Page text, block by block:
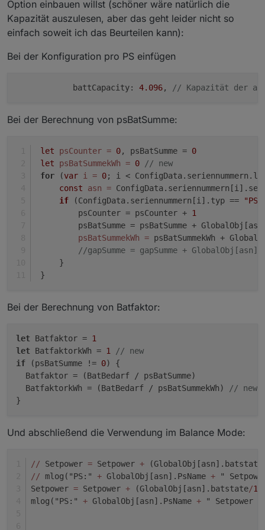
Option einbauen willst (schöner wäre natürlich die
Kapazität auszulesen, aber das geht leider nicht so
einfach soweit ich das Beurteilen kann):
Bei der Konfiguration pro PS einfügen
            battCapacity:
4.096, // Kapazität der
Bei der Berechnung von psBatSumme:
let psCounter = 0, psBatSumme = 0
let
psBatSummekWh = 0
// new
for (var i = 0; i <
const
asn =
if
(ConfigData.seriennummern[i].typ == "PS"
         psCounter = psCounter +
1
psBatSumme = psBatSumme +
psBatSummekWh = psBatSummekWh +
//gapSumme = gapSumme +
     }
}
Bei der Berechnung von Batfaktor:
let Batfaktor = 1
let BatfaktorkWh = 1
// new
if (psBatSumme != 0) {
  Batfaktor = (BatBedarf / psBatSumme)
  BatfaktorkWh = (BatBedarf / psBatSummekWh)
// new
Und abschließend die Verwendung im Balance Mode:
// Setpower = Setpower +
// mlog("PS:" + GlobalObj[asn].PsName + "
Setpower = Setpower + (GlobalObj[asn].batstate/
mlog("PS:" + GlobalObj[asn].PsName + " Setpower